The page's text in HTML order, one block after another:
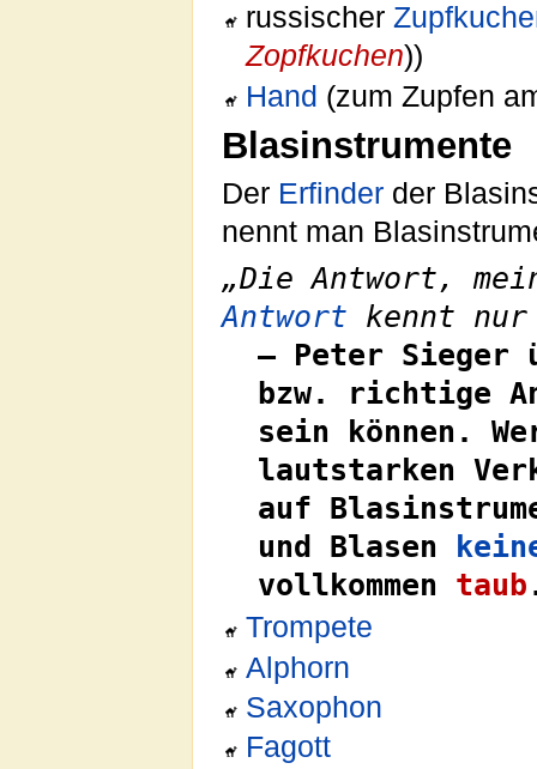
russischer
Zopfkuchen))
Hand (zum Zupfen
Blasinstrumente
Der Erfinder der
nennt man
„Die Antwort,
Antwort kennt nur
– Peter Sieger
bzw. richtige
sein können.
lautstarken
auf
und Blasen
vollkommen taub
Trompete
Alphorn
Saxophon
Fagott